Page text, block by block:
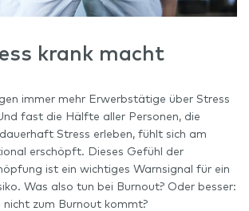
krank macht
immer mehr Erwerbstätige über Stress
fast die Hälfte aller Personen, die
Stress erleben, fühlt sich am
erschöpft. Dieses Gefühl der
ist ein wichtiges Warnsignal für ein
Was also tun bei Burnout? Oder besser:
zum Burnout kommt?